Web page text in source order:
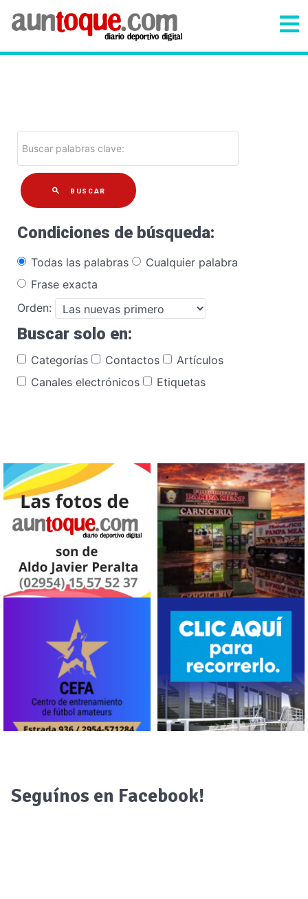
BUSCAR
Condiciones de búsqueda:
Todas las palabras
Cualquier palabra
Frase exacta
Orden:
Buscar solo en:
Categorías Contactos
Artículos
Canales electrónicos
Etiquetas
Seguínos en Facebook!